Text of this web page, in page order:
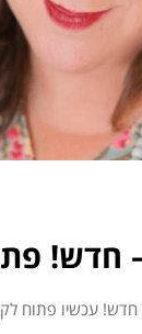
חדש!
עכשיו פתוח